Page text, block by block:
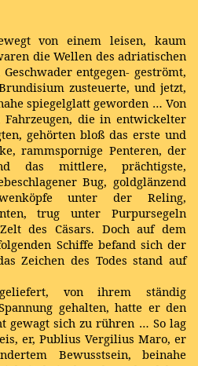
von einem leisen, kaum
die Wellen des adriatischen
entgegen- geströmt,
zusteuerte, und jetzt,
spiegelglatt geworden … Von
Fahrzeugen, die in entwickelter
gehörten bloß das erste und
rammspornige Penteren, der
das mittlere, prächtigste,
Bug, goldglänzend
unter der Reling,
trug unter Purpursegeln
des Cäsars. Doch auf dem
Schiffe befand sich der
Zeichen des Todes stand auf
von ihrem ständig
gehalten, hatte er den
gewagt sich zu rühren … So lag
er, Publius Vergilius Maro, er
Bewusstsein, beinahe